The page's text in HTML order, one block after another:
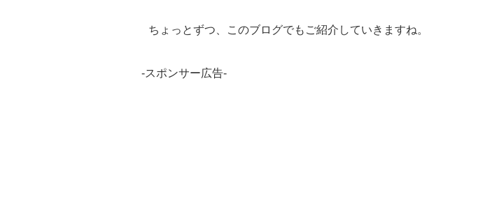
ちょっとずつ、このブログでもご紹介していきますね。
-スポンサー広告-